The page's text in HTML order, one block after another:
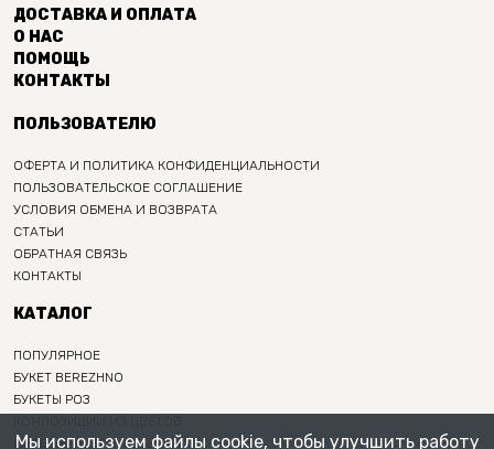
ДОСТАВКА И ОПЛАТА
О НАС
ПОМОЩЬ
КОНТАКТЫ
ПОЛЬЗОВАТЕЛЮ
ОФЕРТА И ПОЛИТИКА КОНФИДЕНЦИАЛЬНОСТИ
ПОЛЬЗОВАТЕЛЬСКОЕ СОГЛАШЕНИЕ
УСЛОВИЯ ОБМЕНА И ВОЗВРАТА
СТАТЬИ
ОБРАТНАЯ СВЯЗЬ
КОНТАКТЫ
КАТАЛОГ
ПОПУЛЯРНОЕ
БУКЕТ BEREZHNO
БУКЕТЫ РОЗ
ИНТЕРЬЕРНЫЕ БУКЕТЫ
Мы используем файлы cookie, чтобы улучшить работу